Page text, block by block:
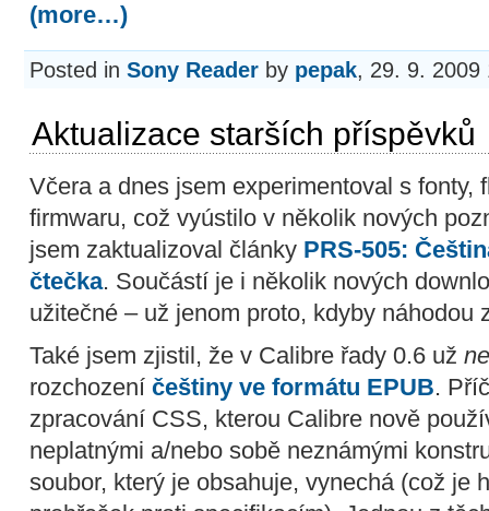
(more…)
Posted in Sony Reader by pepak, 29. 9.
Aktualizace starších příspěvků
Včera a dnes jsem experimentoval s fonty,
firmwaru, což vyústilo v několik nových
jsem zaktualizoval články PRS-505:
čtečka. Součástí je i několik nových
užitečné – už jenom proto, kdyby náhodou
Také jsem zjistil, že v Calibre řady 0.6 už
rozchození češtiny ve formátu EPUB.
zpracování CSS, kterou Calibre nově
neplatnými a/nebo sobě neznámými
soubor, který je obsahuje, vynechá (což je